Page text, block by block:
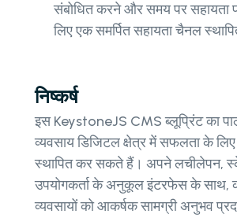
संबोधित करने और समय पर सहायता
लिए एक समर्पित सहायता चैनल
निष्कर्ष
इस KeystoneJS CMS ब्लूप्रिंट का
व्यवसाय डिजिटल क्षेत्र में सफलता के
स्थापित कर सकते हैं। अपने लचीलेपन,
उपयोगकर्ता के अनुकूल इंटरफेस के साथ,
व्यवसायों को आकर्षक सामग्री अनुभव